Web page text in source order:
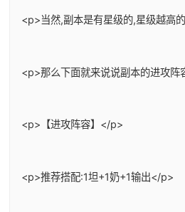
<p>当然,副本是有星级的,星级越高
<p>那么下面就来说说副本的进攻阵
<p>【进攻阵容】</p>
<p>推荐搭配:1坦+1奶+1输出</p>